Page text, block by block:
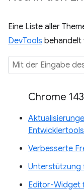
Eine Liste aller
DevTools behandelt
Chrome 143
Entwicklertools
Verbesserte
Unterstützung
Editor-Widget